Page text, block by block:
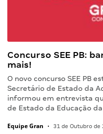
Concurso SEE PB:
mais!
O novo concurso SEE PB
Secretário de Estado da
informou em entrevista
de Estado da Educação
Equipe Gran • 31 de Outubro de